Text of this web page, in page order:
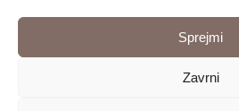
Sprejmi
Zavrni